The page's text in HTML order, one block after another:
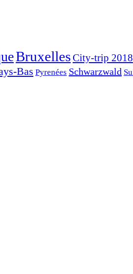
BruxellesCity-trip 2018
Bas Pyrenées Schwarzwald